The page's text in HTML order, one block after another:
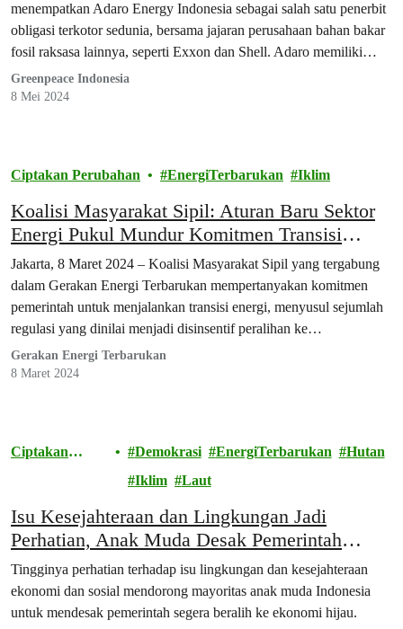
menempatkan Adaro Energy Indonesia sebagai salah satu penerbit
obligasi terkotor sedunia, bersama jajaran perusahaan bahan bakar
fosil raksasa lainnya, seperti Exxon dan Shell. Adaro memiliki
obligasi sebesar US$750 juta yang akan jatuh tempo di bulan
Oktober tahun ini.
Greenpeace Indonesia
8 Mei 2024
Ciptakan Perubahan EnergiTerbarukan Iklim
Koalisi Masyarakat Sipil: Aturan Baru Sektor
Energi Pukul Mundur Komitmen Transisi
Energi
Jakarta, 8 Maret 2024 – Koalisi Masyarakat Sipil yang tergabung
dalam Gerakan Energi Terbarukan mempertanyakan komitmen
pemerintah untuk menjalankan transisi energi, menyusul sejumlah
regulasi yang dinilai menjadi disinsentif peralihan ke…
Gerakan Energi Terbarukan
8 Maret 2024
Ciptakan
Demokrasi EnergiTerbarukan
Hutan
Iklim
Laut
Isu Kesejahteraan dan Lingkungan Jadi
Perhatian, Anak Muda Desak Pemerintah
Segera Transisi ke Ekonomi Hijau
Tingginya perhatian terhadap isu lingkungan dan kesejahteraan
ekonomi dan sosial mendorong mayoritas anak muda Indonesia
untuk mendesak pemerintah segera beralih ke ekonomi hijau.